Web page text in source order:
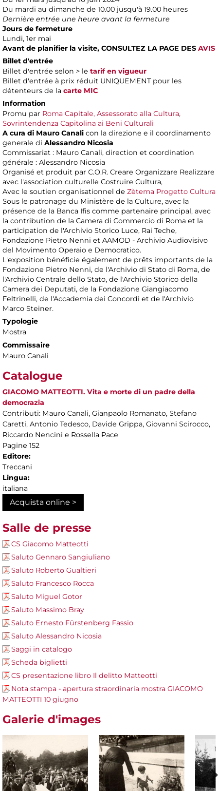
Du mardi au dimanche de 10.00 jusqu'à 19.00 heures
Dernière entrée une heure avant la fermeture
Jours de fermeture
Lundi, 1er mai
Avant de planifier la visite, CONSULTEZ LA PAGE DES AVIS
Billet d'entrée
Billet d'entrée selon > le tarif en vigueur
Billet d'entrée à prix réduit UNIQUEMENT pour les
détenteurs de la carte MIC
Information
Promu par Roma Capitale, Assessorato alla Cultura,
Sovrintendenza Capitolina ai Beni Culturali
A cura di Mauro Canali con la direzione e il coordinamento
generale di Alessandro Nicosia
Commissariat : Mauro Canali, direction et coordination
générale : Alessandro Nicosia
Organisé et produit par C.O.R. Creare Organizzare Realizzare
avec l'association culturelle Costruire Cultura,
Avec le soutien organisationnel de Zètema Progetto Cultura
Sous le patronage du Ministère de la Culture, avec la
présence de la Banca Ifis comme partenaire principal, avec
la contribution de la Camera di Commercio di Roma et la
participation de l'Archivio Storico Luce, Rai Teche,
Fondazione Pietro Nenni et AAMOD - Archivio Audiovisivo
del Movimento Operaio e Democratico.
L'exposition bénéficie également de prêts importants de la
Fondazione Pietro Nenni, de l'Archivio di Stato di Roma, de
l'Archivio Centrale dello Stato, de l'Archivio Storico della
Camera dei Deputati, de la Fondazione Giangiacomo
Feltrinelli, de l'Accademia dei Concordi et de l'Archivio
Marco Steiner.
Typologie
Mostra
Commissaire
Mauro Canali
Catalogue
GIACOMO MATTEOTTI. Vita e morte di un padre della
democrazia
Contributi: Mauro Canali, Gianpaolo Romanato, Stefano
Caretti, Antonio Tedesco, Davide Grippa, Giovanni Scirocco,
Riccardo Nencini e Rossella Pace
Pagine 152
Editore:
Treccani
Lingua:
italiana
Acquista online >
Salle de presse
CS Giacomo Matteotti
Saluto Gennaro Sangiuliano
Saluto Roberto Gualtieri
Saluto Francesco Rocca
Saluto Miguel Gotor
Saluto Massimo Bray
Saluto Ernesto Fürstenberg Fassio
Saluto Alessandro Nicosia
Saggi in catalogo
Scheda biglietti
CS presentazione libro Il delitto Matteotti
Nota stampa - apertura straordinaria mostra GIACOMO
MATTEOTTI 10 giugno
Galerie d'images